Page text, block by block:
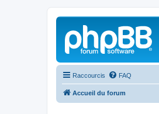
Raccourcis FAQ
Accueil du forum